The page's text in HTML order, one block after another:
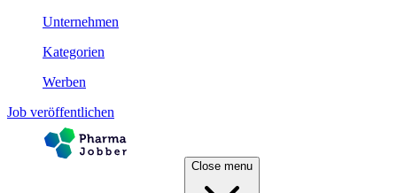
Unternehmen
Kategorien
Werben
Job veröffentlichen
Close menu